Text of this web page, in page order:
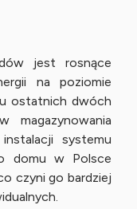
jest rosnące
na poziomie
ostatnich dwóch
magazynowania
systemu
domu w Polsce
czyni go bardziej